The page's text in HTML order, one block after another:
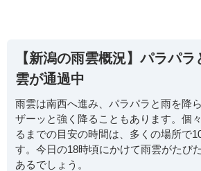
【新潟の雨雲概況】パラパ
雲が通過中
雨雲は南西へ進み、パラパラと雨を降
ザーッと強く降ることもあります。個
るまでの目安の時間は、多くの場所で
す。今日の18時頃にかけて雨雲がたび
あるでしょう。